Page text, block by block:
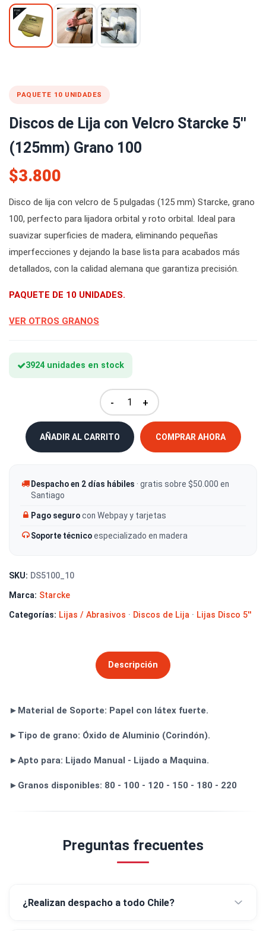
PAQUETE 10 UNIDADES
Discos de Lija con Velcro Starcke 5''
(125mm) Grano 100
$3.800
Disco de lija con velcro de 5 pulgadas (125 mm) Starcke, grano
100, perfecto para lijadora orbital y roto orbital. Ideal para
suavizar superficies de madera, eliminando pequeñas
imperfecciones y dejando la base lista para acabados más
detallados, con la calidad alemana que garantiza precisión.
PAQUETE DE 10 UNIDADES.
VER OTROS GRANOS
3924 unidades en stock
- +
AÑADIR AL CARRITO COMPRAR AHORA
Despacho en 2 días hábiles · gratis sobre $50.000 en
Santiago
Pago segurocon Webpay y tarjetas
Soporte técnicoespecializado en madera
SKU: DS5100_10
Marca: Starcke
Categorías: Lijas / Abrasivos · Discos de Lija · Lijas Disco 5''
Descripción
►Material de Soporte: Papel con látex fuerte.
►Tipo de grano: Óxido de Aluminio (Corindón).
►Apto para: Lijado Manual - Lijado a Maquina.
►Granos disponibles: 80 - 100 - 120 - 150 - 180 - 220
Preguntas frecuentes
¿Realizan despacho a todo Chile?